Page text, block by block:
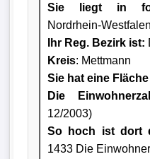
Sie liegt in
Nordrhein-Westfalen
Ihr Reg. Bezirk ist:
Kreis: Mettmann
Sie hat eine
Die
12/2003)
So hoch ist dort
1433 Die